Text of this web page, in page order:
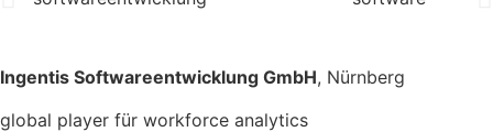
Ingentis Softwareentwicklung GmbH, Nürnberg
global player für workforce analytics